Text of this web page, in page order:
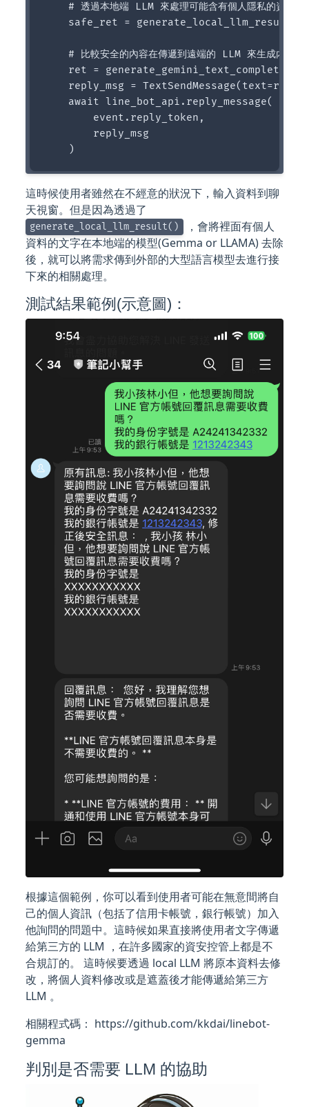
    # 透過本地端 LLM 來處理可能含有個人隱私的資訊。
safe_ret =
    # 比較安全的內容在傳遞到遠端的 LLM 來生成內容
ret =
reply_msg =
    await line_bot_api.reply_message(
        event.reply_token,
        reply_msg
這時候使用者雖然在不經意的狀況下，輸入資料到聊
天視窗。但是因為透過了
generate_local_llm_result() ，會將裡面有個人
資料的文字在本地端的模型(Gemma or LLAMA) 去除
後，就可以將需求傳到外部的大型語言模型去進行接
下來的相關處理。
測試結果範例(示意圖)：
根據這個範例，你可以看到使用者可能在無意間將自
己的個人資訊（包括了信用卡帳號，銀行帳號）加入
他詢問的問題中。這時候如果直接將使用者文字傳遞
給第三方的 LLM ，在許多國家的資安控管上都是不
合規訂的。 這時候要透過 local LLM 將原本資料去修
改，將個人資料修改或是遮蓋後才能傳遞給第三方
LLM 。
相關程式碼： https://github.com/kkdai/linebot-
gemma
判別是否需要 LLM 的協助